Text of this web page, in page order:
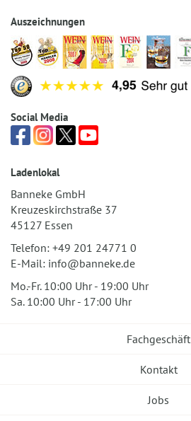
Auszeichnungen
Social Media
Ladenlokal
Banneke GmbH
Kreuzeskirchstraße 37
45127 Essen
Telefon: +49 201 24771 0
E-Mail: info@banneke.de
Mo.-Fr. 10:00 Uhr - 19:00 Uhr
Sa. 10:00 Uhr - 17:00 Uhr
Fachgeschäft
Kontakt
Jobs